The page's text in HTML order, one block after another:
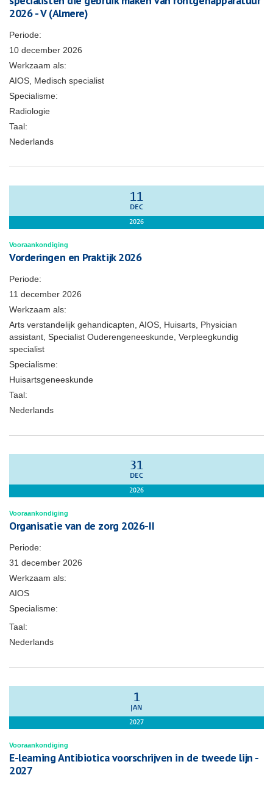
2026 - V (Almere)
Periode:
10 december 2026
Werkzaam als:
AIOS, Medisch specialist
Specialisme:
Radiologie
Taal:
Nederlands
11
DEC
2026
Vooraankondiging
Vorderingen en Praktijk 2026
Periode:
11 december 2026
Werkzaam als:
Arts verstandelijk gehandicapten, AIOS, Huisarts, Physician
assistant, Specialist Ouderengeneeskunde, Verpleegkundig
specialist
Specialisme:
Huisartsgeneeskunde
Taal:
Nederlands
31
DEC
2026
Vooraankondiging
Organisatie van de zorg 2026-II
Periode:
31 december 2026
Werkzaam als:
AIOS
Specialisme:
Taal:
Nederlands
1
JAN
2027
Vooraankondiging
E-learning Antibiotica voorschrijven in de tweede lijn -
2027